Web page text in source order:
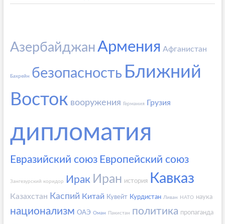
АзербайджанАрмения Афганистан
Бахрейн безопасность Ближний
Восток вооружения Германия Грузия
дипломатия
Евразийский союз Европейский союз
Зангезурский коридор Ирак Иран история Кавказ
Казахстан Каспий Китай Кувейт Курдистан Ливан НАТО наука
национализм ОАЭ Оман Пакистан политика пропаганда